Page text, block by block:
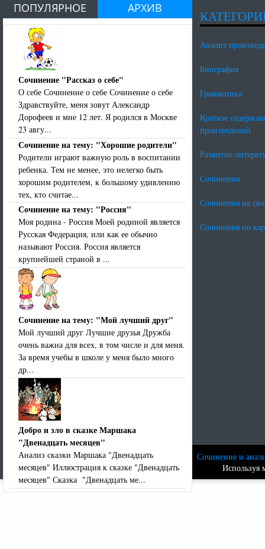
ПОПУЛЯРНОЕ АРХИВ
Сочинение "Рассказ о себе"
О себе Сочинение о себе Сочинение о себе
Здравствуйте, меня зовут Александр
Дорофеев и мне 12 лет. Я родился в Москве
23 авгу...
Сочинение на тему: "Хорошие родители"
Родители играют важную роль в воспитании
ребенка. Тем не менее, это нелегко быть
хорошим родителем, к большому удивлению
тех, кто считае...
Сочинение на тему: "Россия"
Моя родина - Россия Моей родиной является
Русская Федерация, или как ее обычно
называют Россия. Россия является
крупнейшей страной в ...
Сочинение на тему: "Мой лучший друг"
Мой лучший друг Лучшие друзья Дружба
очень важна для всех, в том числе и для меня.
За время учебы в школе у меня было много
др...
Добро и зло в сказке Маршака
"Двенадцать месяцев"
Анализ сказки Маршака "Двенадцать
месяцев" Иллюстрация к сказке "Двенадцать
месяцев" Сказка "Двенадцать ме...
Анализ
Биография
Грамматика
Краткое
произведений
Развитие
Сочинения
Сочинения на
Сочинения по
Сочинение и
Используя